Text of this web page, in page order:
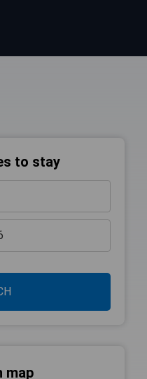
to stay
map